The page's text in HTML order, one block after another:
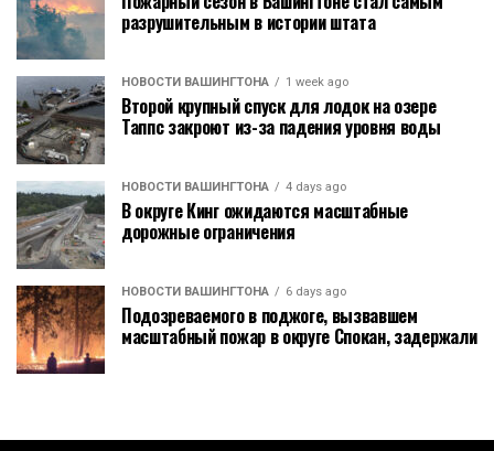
разрушительным в истории штата
НОВОСТИ ВАШИНГТОНА 1 week ago
Второй крупный спуск для лодок на озере
Таппс закроют из-за падения уровня воды
НОВОСТИ ВАШИНГТОНА 4 days ago
В округе Кинг ожидаются масштабные
дорожные ограничения
НОВОСТИ ВАШИНГТОНА 6 days ago
Подозреваемого в поджоге, вызвавшем
масштабный пожар в округе Спокан, задержали